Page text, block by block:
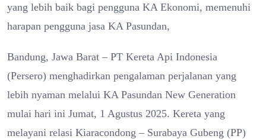
yang lebih baik bagi pengguna KA Ekonomi, memenuhi
harapan pengguna jasa KA Pasundan,
Bandung, Jawa Barat – PT Kereta Api Indonesia
(Persero) menghadirkan pengalaman perjalanan yang
lebih nyaman melalui KA Pasundan New Generation
mulai hari ini Jumat, 1 Agustus 2025. Kereta yang
melayani relasi Kiaracondong – Surabaya Gubeng (PP)